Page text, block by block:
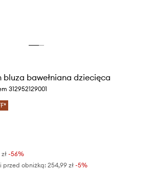
bluza bawełniana dziecięca
312952129001
-56%
przed obniżką: 254,99 zł -5%